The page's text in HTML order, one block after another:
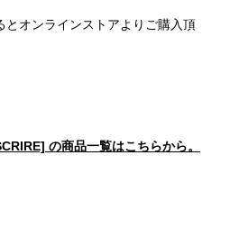
とオンラインストアよりご購入頂
の商品一覧はこちらから。